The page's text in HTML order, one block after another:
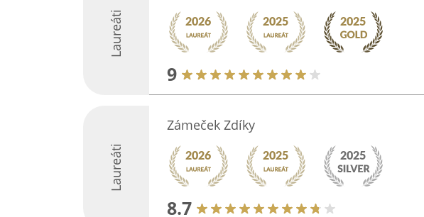
Laureáti
9
Laureáti
Zámeček Zdíky
8.7